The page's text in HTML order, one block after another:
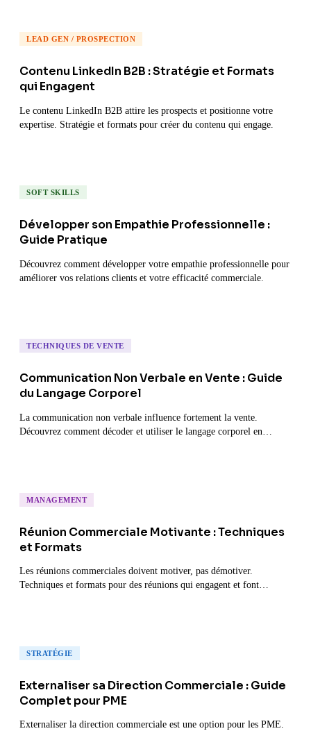
LEAD GEN / PROSPECTION
Contenu LinkedIn B2B : Stratégie et Formats
qui Engagent
Le contenu LinkedIn B2B attire les prospects et positionne votre
expertise. Stratégie et formats pour créer du contenu qui engage.
SOFT SKILLS
Développer son Empathie Professionnelle :
Guide Pratique
Découvrez comment développer votre empathie professionnelle pour
améliorer vos relations clients et votre efficacité commerciale.
TECHNIQUES DE VENTE
Communication Non Verbale en Vente : Guide
du Langage Corporel
La communication non verbale influence fortement la vente.
Découvrez comment décoder et utiliser le langage corporel en
MANAGEMENT
Réunion Commerciale Motivante : Techniques
et Formats
Les réunions commerciales doivent motiver, pas démotiver.
Techniques et formats pour des réunions qui engagent et font
STRATÉGIE
Externaliser sa Direction Commerciale : Guide
Complet pour PME
Externaliser la direction commerciale est une option pour les PME.